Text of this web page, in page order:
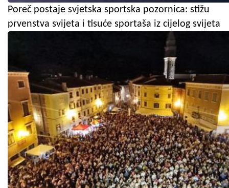
Poreč postaje svjetska sportska pozornica: stižu
prvenstva svijeta i tisuće sportaša iz cijelog svijeta